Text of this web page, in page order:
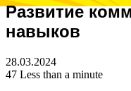
Развитие
навыков
28.03.2024
47 Less than a minute